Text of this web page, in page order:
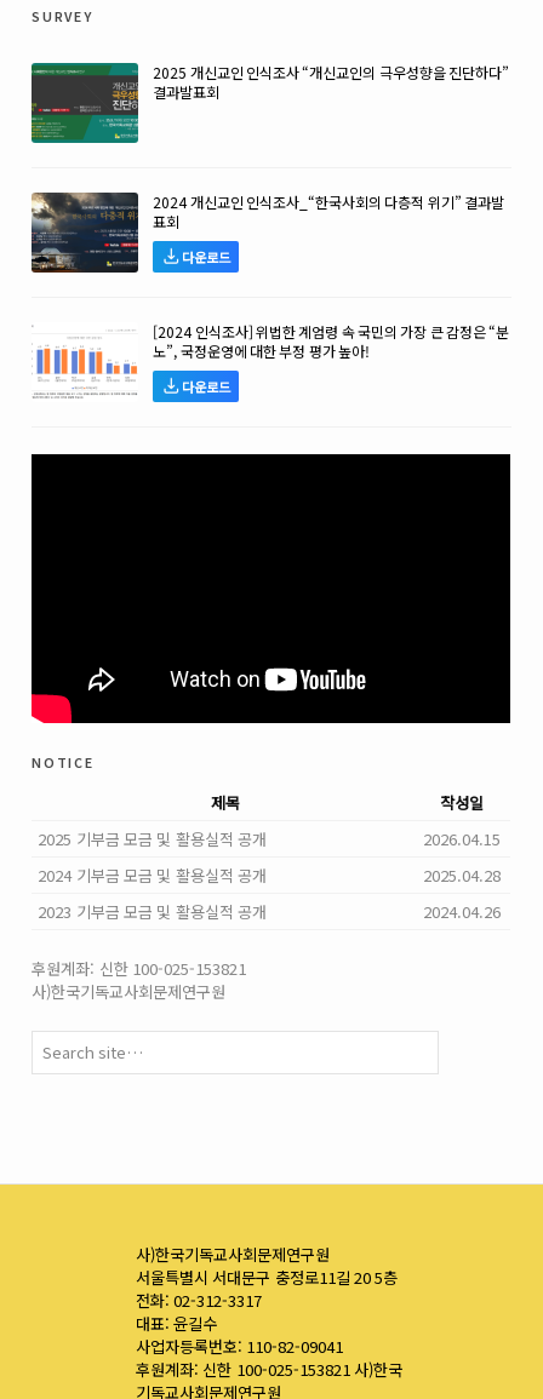
survey
2025 개신교인 인식조사 “개신교인의 극우성향을 진단하다”
결과발표회
2024 개신교인 인식조사_“한국사회의 다층적 위기” 결과발
표회
다운로드
[2024 인식조사] 위법한 계엄령 속 국민의 가장 큰 감정은 “분
노”, 국정운영에 대한 부정 평가 높아!
다운로드
notice
제목
작성일
2025 기부금 모금 및 활용실적 공개
2026.04.15
2024 기부금 모금 및 활용실적 공개
2025.04.28
2023 기부금 모금 및 활용실적 공개
2024.04.26
후원계좌: 신한 100-025-153821
사)한국기독교사회문제연구원
사)한국기독교사회문제연구원
서울특별시 서대문구 충정로11길 20 5층
전화: 02-312-3317
대표: 윤길수
사업자등록번호: 110-82-09041
후원계좌: 신한 100-025-153821 사)한국
기독교사회문제연구원